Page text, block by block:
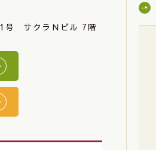
号 サクラＮビル 7階